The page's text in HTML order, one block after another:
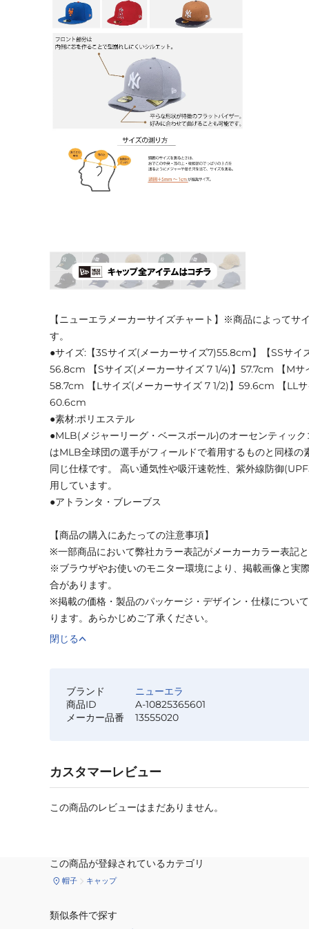
【ニューエラメーカーサイズチャート】※商品によってサ
す。
●サイズ:【3Sサイズ(メーカーサイズ7)55.8cm】【SSサイ
56.8cm 【Sサイズ(メーカーサイズ 7 1/4)】57.7cm 【M
58.7cm 【Lサイズ(メーカーサイズ 7 1/2)】59.6cm 【LL
60.6cm
●素材:ポリエステル
●MLB(メジャーリーグ・ベースボール)のオーセンティッ
はMLB全球団の選手がフィールドで着用するものと同様の
同じ仕様です。 高い通気性や吸汗速乾性、紫外線防御
用しています。
●アトランタ・ブレーブス
【商品の購入にあたっての注意事項】
※一部商品において弊社カラー表記がメーカーカラー表記
※ブラウザやお使いのモニター環境により、掲載画像と実
合があります。
※掲載の価格・製品のパッケージ・デザイン・仕様につい
ります。あらかじめご了承ください。
閉じる
ブランド
ニューエラ
商品ID
A-10825365601
メーカー品番
13555020
カスタマーレビュー
この商品のレビューはまだありません。
この商品が登録されているカテゴリ
帽子 キャップ
類似条件で探す